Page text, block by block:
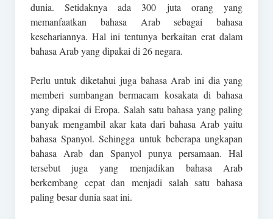
dunia. Setidaknya ada 300 juta orang yang
memanfaatkan bahasa Arab sebagai bahasa
kesehariannya. Hal ini tentunya berkaitan erat dalam
bahasa Arab yang dipakai di 26 negara.
Perlu untuk diketahui juga bahasa Arab ini dia yang
memberi sumbangan bermacam kosakata di bahasa
yang dipakai di Eropa. Salah satu bahasa yang paling
banyak mengambil akar kata dari bahasa Arab yaitu
bahasa Spanyol. Sehingga untuk beberapa ungkapan
bahasa Arab dan Spanyol punya persamaan. Hal
tersebut juga yang menjadikan bahasa Arab
berkembang cepat dan menjadi salah satu bahasa
paling besar dunia saat ini.